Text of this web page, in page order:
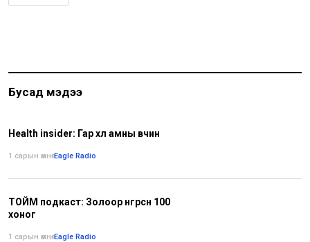
Бусад мэдээ
Health insider: Гар хөл амны өвчин
1 сарын өмнө•Eagle Radio
ТОЙМ подкаст: Золоор өнгөрсөн 100
хоног
1 сарын өмнө•Eagle Radio